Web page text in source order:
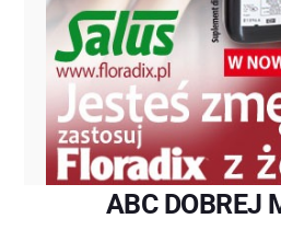
ABC DOBREJ